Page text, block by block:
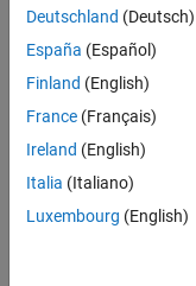
36935-
Ingénierie
de
la
FR-
Deutschland (Deutsch)
España (Español)
Finland (English)
France (Français)
Ireland (English)
Italia (Italiano)
Luxembourg (English)